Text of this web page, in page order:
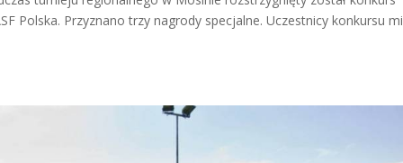
Polska. Przyznano trzy nagrody specjalne. Uczestnicy konkursu